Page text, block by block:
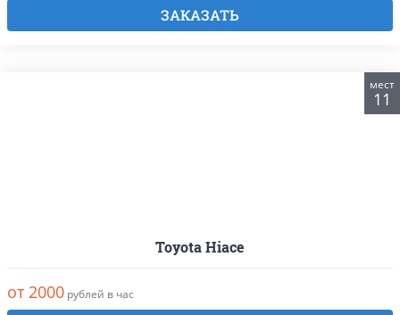
ЗАКАЗАТЬ
мест
11
Toyota Hiace
от 2000 рублей в час